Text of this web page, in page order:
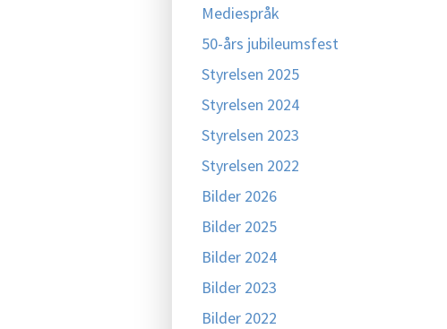
Mediespråk
50-års jubileumsfest
Styrelsen 2025
Styrelsen 2024
Styrelsen 2023
Styrelsen 2022
Bilder 2026
Bilder 2025
Bilder 2024
Bilder 2023
Bilder 2022